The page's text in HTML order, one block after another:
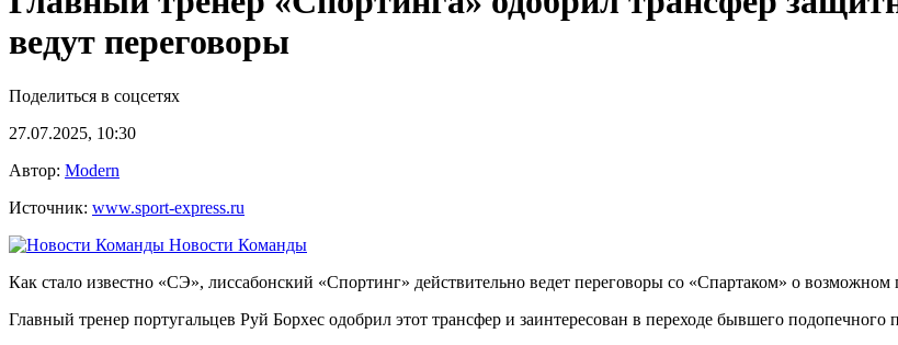
ведут переговоры
Поделиться в соцсетях
27.07.2025, 10:30
Автор: Modern
Источник: www.sport-express.ru
Новости Команды
Как стало известно «СЭ», лиссабонский «Спортинг» действительно ведет переговоры со «Спартаком» о
Главный тренер португальцев Руй Борхес одобрил этот трансфер и заинтересован в переходе бывшего